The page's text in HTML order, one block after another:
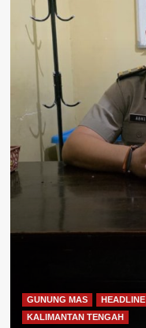
GUNUNG MAS HEADLINE
KALIMANTAN TENGAH